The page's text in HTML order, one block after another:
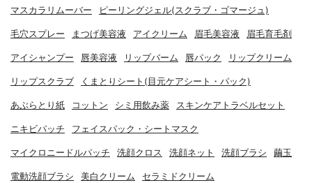
マスカラリムーバー ピーリングジェル(スクラブ・ゴマージュ)
毛穴スプレー まつげ美容液 アイクリーム 眉毛美容液 眉毛育毛剤
アイシャンプー 唇美容液 リップバーム 唇パック リップクリーム
リップスクラブ くまとりシート(目元ケアシート・パック)
あぶらとり紙 コットン シミ用飲み薬 スキンケアトラベルセット
ニキビパッチ フェイスパック・シートマスク
マイクロニードルパッチ 洗顔クロス 洗顔ネット 洗顔ブラシ 繭玉
電動洗顔ブラシ 美白クリーム セラミドクリーム